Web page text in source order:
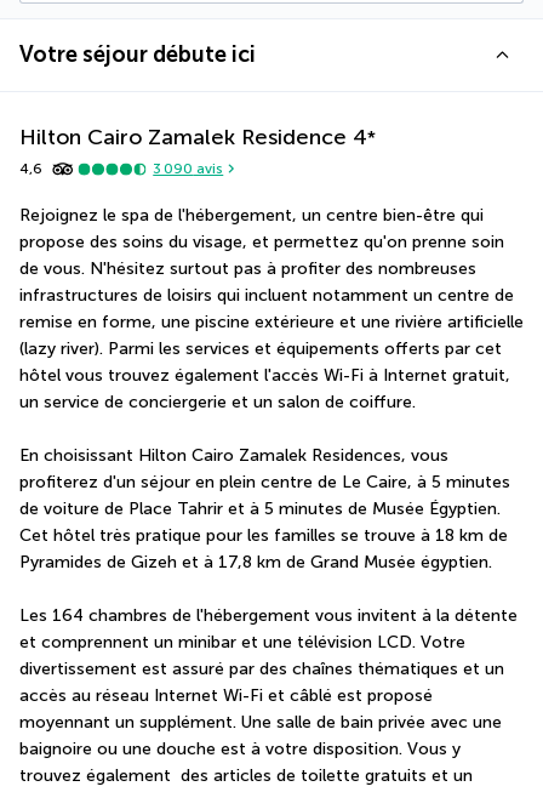
Votre séjour débute ici
Hilton Cairo Zamalek Residence 4*
4,6 3 090 avis
Rejoignez le spa de l'hébergement, un centre bien-être qui
propose des soins du visage, et permettez qu'on prenne soin
de vous. N'hésitez surtout pas à profiter des nombreuses
infrastructures de loisirs qui incluent notamment un centre de
remise en forme, une piscine extérieure et une rivière artificielle
(lazy river). Parmi les services et équipements offerts par cet
hôtel vous trouvez également l'accès Wi-Fi à Internet gratuit,
un service de conciergerie et un salon de coiffure.
En choisissant Hilton Cairo Zamalek Residences, vous
profiterez d'un séjour en plein centre de Le Caire, à 5 minutes
de voiture de Place Tahrir et à 5 minutes de Musée Égyptien.
Cet hôtel très pratique pour les familles se trouve à 18 km de
Pyramides de Gizeh et à 17,8 km de Grand Musée égyptien.
Les 164 chambres de l'hébergement vous invitent à la détente
et comprennent un minibar et une télévision LCD. Votre
divertissement est assuré par des chaînes thématiques et un
accès au réseau Internet Wi-Fi et câblé est proposé
moyennant un supplément. Une salle de bain privée avec une
baignoire ou une douche est à votre disposition. Vous y
trouvez également  des articles de toilette gratuits et un